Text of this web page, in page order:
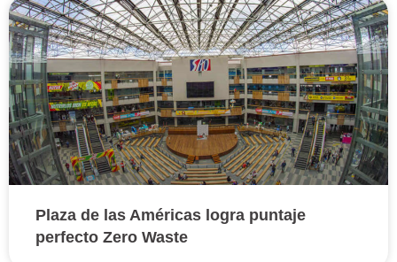
Plaza de las Américas logra puntaje
perfecto Zero Waste